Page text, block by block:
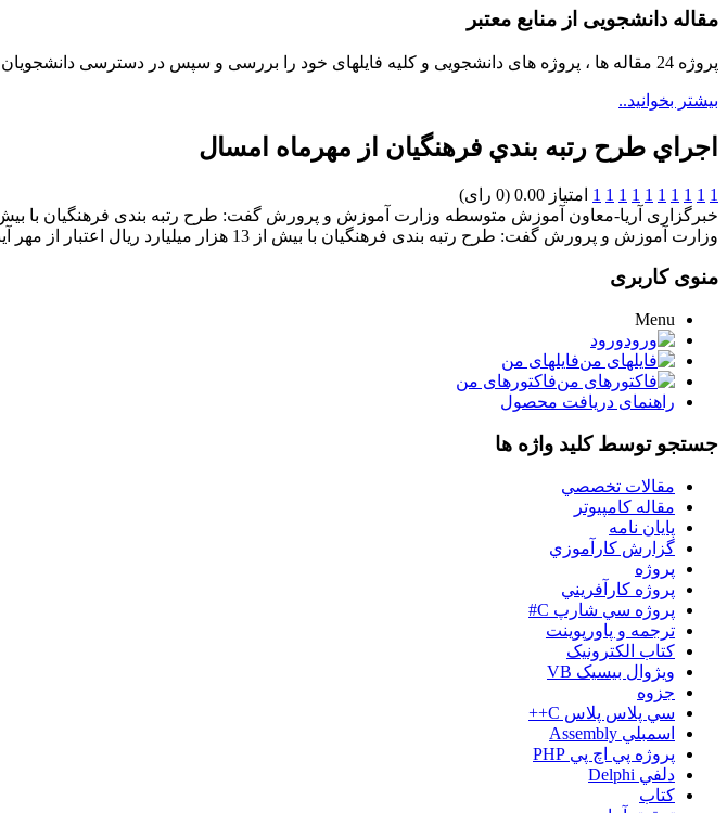
مقاله دانشجویی از منابع معتبر
پروژه 24 مقاله ها ، پروژه های دانشجویی و کلیه فایلهای خود را بررسی و سپس در دسترسی دانشجویان قرار میدهد ...
بیشتر بخوانید..
اجراي طرح رتبه بندي فرهنگيان از مهرماه امسال
1
1
1
1
1
1
1
1
1
1 امتیاز 0.00 (0 رای)
وزارت آموزش و پرورش گفت: طرح رتبه بندی فرهنگیان با بیش از 13 هزار میلیارد ریال اعتبار از مهر آینده اجرا می شود.
منوی کاربری
Menu
ورود
فایلهای من
فاکتورهای من
راهنمای دریافت محصول
جستجو توسط کلید واژه ها
مقالات تخصصي
مقاله کامپیوتر
پایان نامه
گزارش کارآموزي
پروژه
پروژه کارآفريني
پروژه سي شارپ C#
ترجمه و پاورپوينت
کتاب الکترونيک
ويژوال بيسيک VB
جزوه
سي پلاس پلاس C++
اسمبلي Assembly
پروژه پي اچ پي PHP
دلفي Delphi
کتاب